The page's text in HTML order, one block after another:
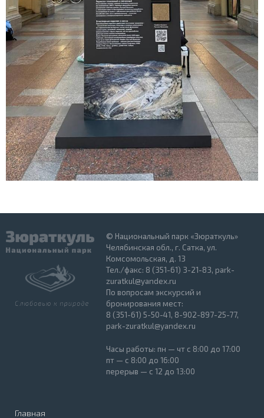
© Национальный парк «Зюраткуль»
Челябинская обл., г. Сатка, ул.
Комсомольская, д. 13
Тел./факс: 8 (351-61) 3-21-83, park-
zuratkul@yandex.ru
По вопросам экскурсий и
бронирования мест:
8 (351-61) 5-50-41, 8-902-897-25-77,
park-zuratkul@yandex.ru
Часы работы: пн — чт с 8:00 до 17:00
пт — с 8:00 до 16:00
перерыв — с 12 до 13:00
Главная